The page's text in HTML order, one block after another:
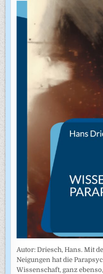
Autor: Driesch, Hans. Mit
Neigungen hat die
Wissenschaft, ganz